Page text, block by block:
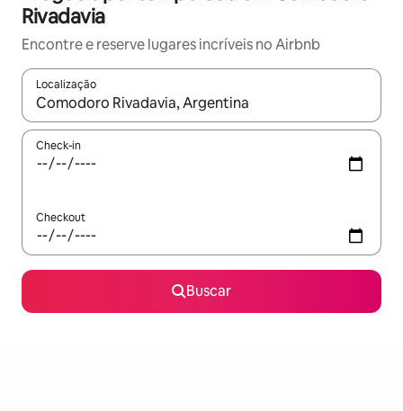
Rivadavia
Encontre e reserve lugares incríveis no Airbnb
Localização
Quando os resultados estiverem disponíveis, explore-os
Check-in
Checkout
Buscar